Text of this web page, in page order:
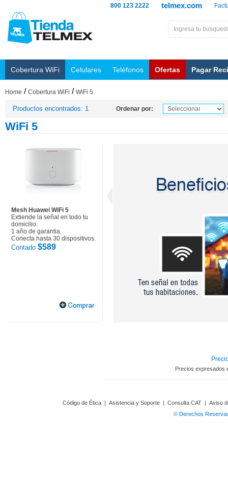
telmex.com
800 123 2222
Cobertura WiFi Celulares Teléfonos Ofertas Pagar
Home / Cobertura WiFi / WiFi 5
Productos encontrados: 1 Ordenar por:
WiFi 5
Mesh Huawei WiFi 5
Extiende la señal en todo tu
domicilio.
1 año de garantia.
Conecta hasta 30 dispositivos.
Contado $589
Precios expresados
Código de Ética | Asistencia y Soporte | Consulta CAT | Aviso
© Derechos